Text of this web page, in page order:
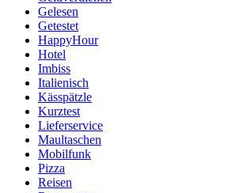
Gelesen
Getestet
HappyHour
Hotel
Imbiss
Italienisch
Kässpätzle
Kurztest
Lieferservice
Maultaschen
Mobilfunk
Pizza
Reisen